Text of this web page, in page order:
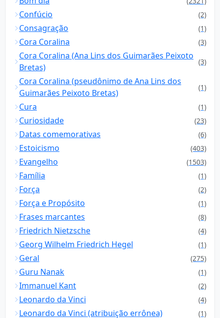
Confúcio (2)
Consagração (1)
Cora Coralina (3)
Cora Coralina (Ana Lins dos Guimarães Peixoto
Bretas)
(3)
Cora Coralina (pseudônimo de Ana Lins dos
Guimarães Peixoto Bretas)
(1)
Cura (1)
Curiosidade (23)
Datas comemorativas (6)
Estoicismo (403)
Evangelho (1503)
Família (1)
Força (2)
Força e Propósito (1)
Frases marcantes (8)
Friedrich Nietzsche (4)
Georg Wilhelm Friedrich Hegel (1)
Geral (275)
Guru Nanak (1)
Immanuel Kant (2)
Leonardo da Vinci (4)
Leonardo da Vinci (atribuição errônea) (1)